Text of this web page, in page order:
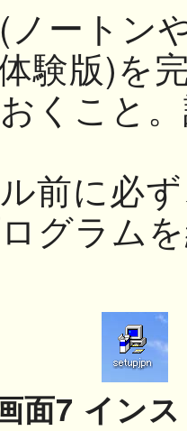
ートン
験版)を
くこと
前に必
グラム
面7 イン